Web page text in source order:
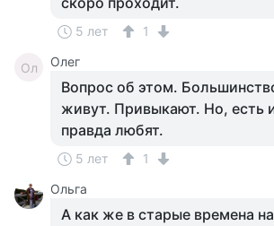
5 лет 1
Ол Олег
Вопрос об этом.
живут. Привыкают. Но, есть
правда любят.
5 лет
1
Ольга
А как же в старые времена